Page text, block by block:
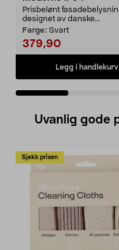
Prisbelønt
designet av danske...
Farge: Svart
379,90
Legg i handlekurv
Uvanlig gode
Sjekk prisen